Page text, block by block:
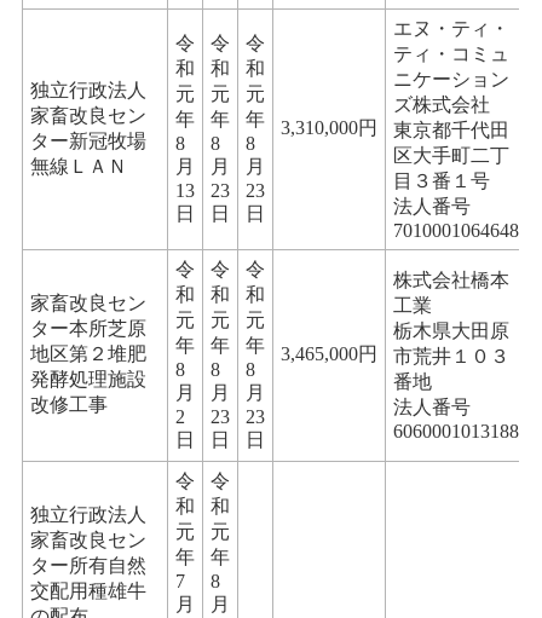
独立行政法人
家畜改良セン
ター新冠牧場
無線ＬＡＮ
令
和
元
年
8
月
13
日
令
和
元
年
8
月
23
日
令
和
元
年
8
月
23
日
3,310,000円
エヌ・ティ・
ティ・コミュ
ニケーション
ズ株式会社
東京都千代田
区大手町二丁
目３番１号
法人番号
7010001064648
家畜改良セン
ター本所芝原
地区第２堆肥
発酵処理施設
改修工事
令
和
元
年
8
月
2
日
令
和
元
年
8
月
23
日
令
和
元
年
8
月
23
日
3,465,000円
株式会社橋本
工業
栃木県大田原
市荒井１０３
番地
法人番号
6060001013188
独立行政法人
家畜改良セン
ター所有自然
交配用種雄牛
令
和
元
年
7
月
令
和
元
年
8
月